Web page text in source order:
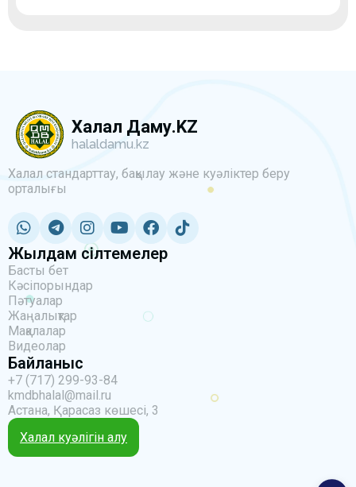
Халал Даму.KZ
halaldamu.kz
Халал стандарттау, бақылау және куәліктер беру
орталығы
Жылдам сілтемелер
Басты бет
Кәсіпорындар
Пәтуалар
Жаңалықтар
Мақалалар
Видеолар
Байланыс
+7 (717) 299-93-84
kmdbhalal@mail.ru
Астана, Қарасаз көшесі, 3
Халал куәлігін алу